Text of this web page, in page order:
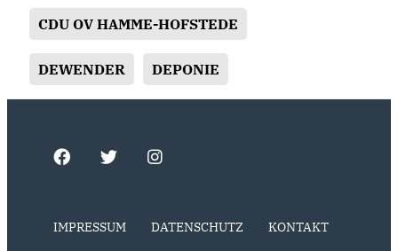
CDU OV HAMME-HOFSTEDE
DEWENDER DEPONIE
IMPRESSUM DATENSCHUTZ KONTAKT